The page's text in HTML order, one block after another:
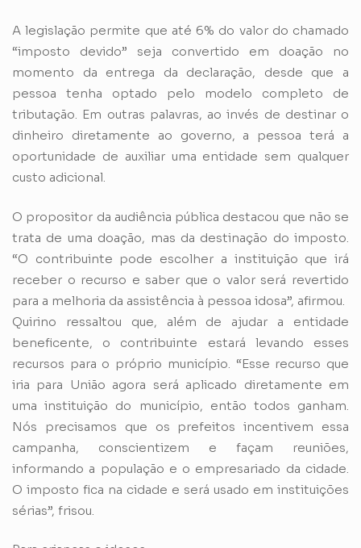
A legislação permite que até 6% do valor do chamado
“imposto devido” seja convertido em doação no
momento da entrega da declaração, desde que a
pessoa tenha optado pelo modelo completo de
tributação. Em outras palavras, ao invés de destinar o
dinheiro diretamente ao governo, a pessoa terá a
oportunidade de auxiliar uma entidade sem qualquer
custo adicional.
O propositor da audiência pública destacou que não se
trata de uma doação, mas da destinação do imposto.
“O contribuinte pode escolher a instituição que irá
receber o recurso e saber que o valor será revertido
para a melhoria da assistência à pessoa idosa”, afirmou.
Quirino ressaltou que, além de ajudar a entidade
beneficente, o contribuinte estará levando esses
recursos para o próprio município. “Esse recurso que
iria para União agora será aplicado diretamente em
uma instituição do município, então todos ganham.
Nós precisamos que os prefeitos incentivem essa
campanha, conscientizem e façam reuniões,
informando a população e o empresariado da cidade.
O imposto fica na cidade e será usado em instituições
sérias”, frisou.